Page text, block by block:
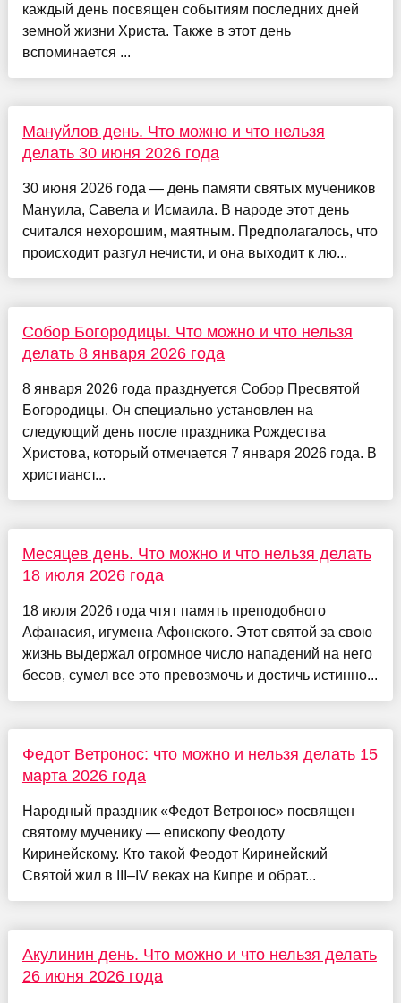
каждый день посвящен событиям последних дней
земной жизни Христа. Также в этот день
вспоминается ...
Мануйлов день. Что можно и что нельзя
делать 30 июня 2026 года
30 июня 2026 года — день памяти святых мучеников
Мануила, Савела и Исмаила. В народе этот день
считался нехорошим, маятным. Предполагалось, что
происходит разгул нечисти, и она выходит к лю...
Собор Богородицы. Что можно и что нельзя
делать 8 января 2026 года
8 января 2026 года празднуется Собор Пресвятой
Богородицы. Он специально установлен на
следующий день после праздника Рождества
Христова, который отмечается 7 января 2026 года. В
христианст...
Месяцев день. Что можно и что нельзя делать
18 июля 2026 года
18 июля 2026 года чтят память преподобного
Афанасия, игумена Афонского. Этот святой за свою
жизнь выдержал огромное число нападений на него
бесов, сумел все это превозмочь и достичь истинно...
Федот Ветронос: что можно и нельзя делать 15
марта 2026 года
Народный праздник «Федот Ветронос» посвящен
святому мученику — епископу Феодоту
Киринейскому. Кто такой Феодот Киринейский
Святой жил в III–IV веках на Кипре и обрат...
Акулинин день. Что можно и что нельзя делать
26 июня 2026 года